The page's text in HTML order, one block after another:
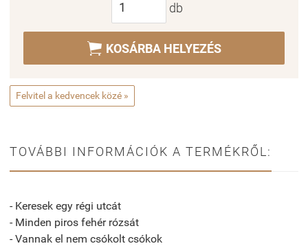
db
 KOSÁRBA HELYEZÉS
Felvitel a kedvencek közé »
TOVÁBBI INFORMÁCIÓK A TERMÉKRŐL:
- Keresek egy régi utcát
- Minden piros fehér rózsát
- Vannak el nem csókolt csókok